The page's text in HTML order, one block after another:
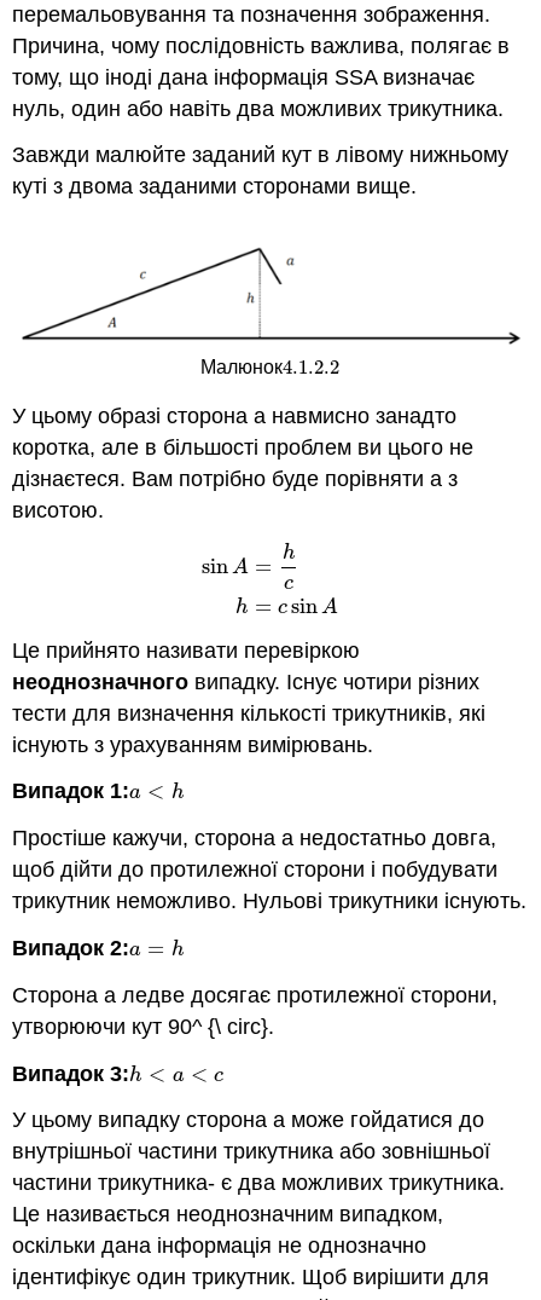
перемальовування та позначення зображення.
Причина, чому послідовність важлива, полягає в
тому, що іноді дана інформація SSA визначає
нуль, один або навіть два можливих трикутника.
Завжди малюйте заданий кут в лівому нижньому
куті з двома заданими сторонами вище.
Малюнок4.1.2.2
4.1.2.2
У цьому образі сторона a навмисно занадто
коротка, але в більшості проблем ви цього не
дізнаєтеся. Вам потрібно буде порівняти a з
висотою.
sinA
h
=
h
c
= csin A
sinA= h=
Це прийнято називати перевіркою
неоднозначного випадку. Існує чотири різних
тести для визначення кількості трикутників, які
існують з урахуванням вимірювань.
Випадок 1:a < h
a <h
Простіше кажучи, сторона а недостатньо довга,
щоб дійти до протилежної сторони і побудувати
трикутник неможливо. Нульові трикутники існують.
Випадок 2:a = h
a =h
Сторона a ледве досягає протилежної сторони,
утворюючи кут 90^ {\ circ}.
Випадок 3:h < a < c
h <a <c
У цьому випадку сторона а може гойдатися до
внутрішньої частини трикутника або зовнішньої
частини трикутника- є два можливих трикутника.
Це називається неоднозначним випадком,
оскільки дана інформація не однозначно
ідентифікує один трикутник. Щоб вирішити для